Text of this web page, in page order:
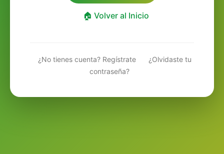
🏠 Volver al Inicio
¿No tienes cuenta? Regístrate
¿Olvidaste tu
contraseña?